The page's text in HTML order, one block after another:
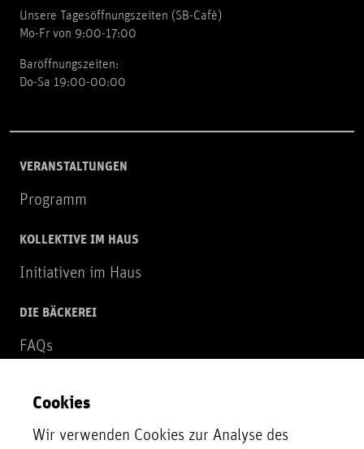
Unsere Tagesöffnungszeiten (SB-Cafè)
Mo-Fr von 9:00-17:00
Baröffnungszeiten:
Do-Sa 19:00-00:00
VERANSTALTUNGEN
Programm
KOLLEKTIVE IM HAUS
Initiativen im Haus
DIE BÄCKEREI
FAQs
NEWSLETTER
Zur Newsletter Anmeldung
Cookies
Wir verwenden Cookies zur Analyse des